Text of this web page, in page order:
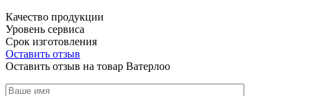
Качество продукции
Уровень сервиса
Срок изготовления
Оставить отзыв
Оставить отзыв на товар Ватерлоо